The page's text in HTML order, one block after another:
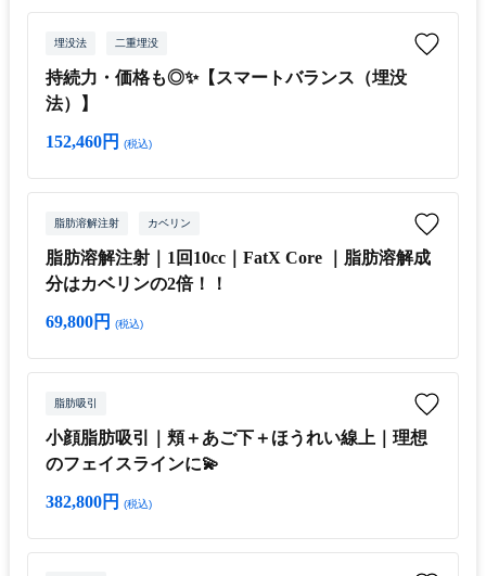
埋没法 二重埋没
持続力・価格も◎✨【スマートバランス（埋没
法）】
152,460円 (税込)
脂肪溶解注射 カベリン
脂肪溶解注射｜1回10cc｜FatX Core ｜脂肪溶解成
分はカベリンの2倍！！
69,800円 (税込)
脂肪吸引
小顔脂肪吸引｜頬＋あご下＋ほうれい線上｜理想
のフェイスラインに💫
382,800円 (税込)